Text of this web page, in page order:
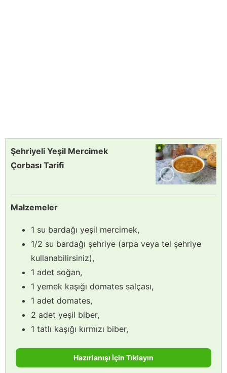
Şehriyeli Yeşil Mercimek
Çorbası Tarifi
Malzemeler
1 su bardağı yeşil mercimek,
1/2 su bardağı şehriye (arpa veya tel şehriye
kullanabilirsiniz),
1 adet soğan,
1 yemek kaşığı domates salçası,
1 adet domates,
2 adet yeşil biber,
1 tatlı kaşığı kırmızı biber,
Hazırlanışı İçin Tıklayın